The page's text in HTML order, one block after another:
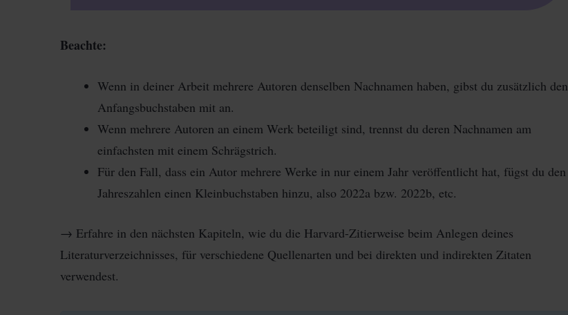
Beachte:
Wenn in deiner Arbeit mehrere Autoren denselben Nachnamen haben, gibst du zusätzlich den
Anfangsbuchstaben mit an.
Wenn mehrere Autoren an einem Werk beteiligt sind, trennst du deren Nachnamen am
einfachsten mit einem Schrägstrich.
Für den Fall, dass ein Autor mehrere Werke in nur einem Jahr veröffentlicht hat, fügst du den
Jahreszahlen einen Kleinbuchstaben hinzu, also 2022a bzw. 2022b, etc.
→ Erfahre in den nächsten Kapiteln, wie du die Harvard-Zitierweise beim Anlegen deines
Literaturverzeichnisses, für verschiedene Quellenarten und bei direkten und indirekten Zitaten
verwendest.